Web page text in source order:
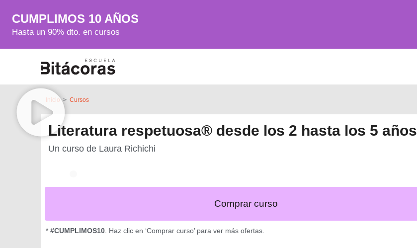
CUMPLIMOS 10 AÑOS
Hasta un 90% dto. en cursos
Inicio> Cursos
Literatura respetuosa® desde los 2 hasta los 5 años
Un curso de Laura Richichi
Comprar curso
* #CUMPLIMOS10 . Haz clic en ‘Comprar curso’ para ver más ofertas.